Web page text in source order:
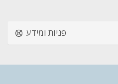
פניות ומידע